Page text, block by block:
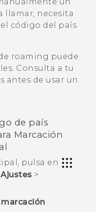
un
llamar, necesita
código del país
roaming puede
Consulta a tu
antes de usar un
de país
Marcación
, pulsa en
Ajustes >